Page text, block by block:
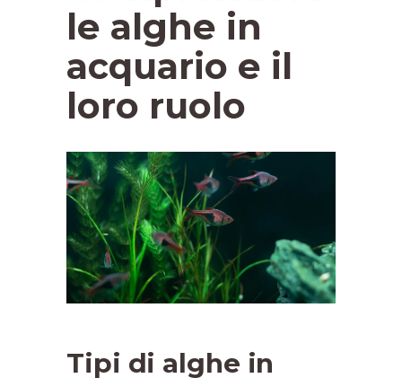
le alghe in
acquario e il
loro ruolo
Tipi di alghe in